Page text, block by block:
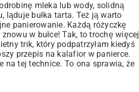
mleka lub wody, solidną
ląduje bułka tarta. Też ją warto
panierowanie. Każdą różyczkę
w bułce! Tak, to trochę więcej
trik, który podpatrzyłam kiedyś
przepis na kalafior w panierce.
na tej technice. To ona sprawia, że